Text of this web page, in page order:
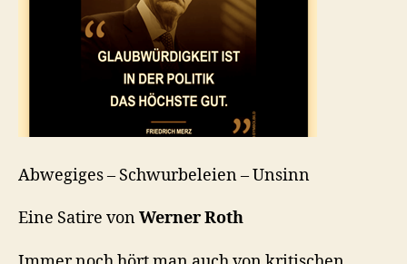
Abwegiges – Schwurbeleien – Unsinn
Eine Satire vonWerner Roth